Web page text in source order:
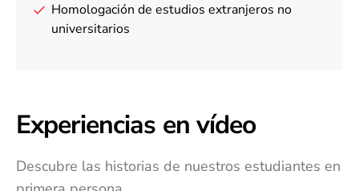
Homologación de estudios extranjeros no
universitarios
Experiencias en vídeo
Descubre las historias de nuestros estudiantes en